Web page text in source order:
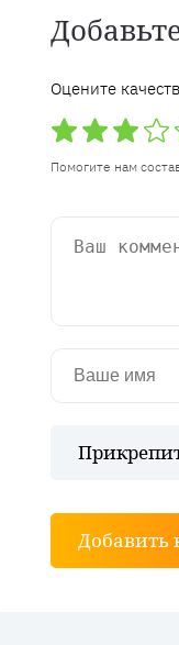
Оцените
Помогите нам
Добавить